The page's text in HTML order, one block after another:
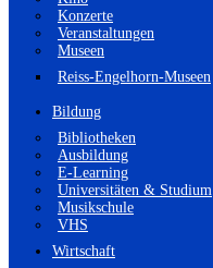
Konzerte
Veranstaltungen
Museen
Reiss-Engelhorn-Museen
Bildung
Bibliotheken
Ausbildung
E-Learning
Universitäten & Studium
Musikschule
VHS
Wirtschaft